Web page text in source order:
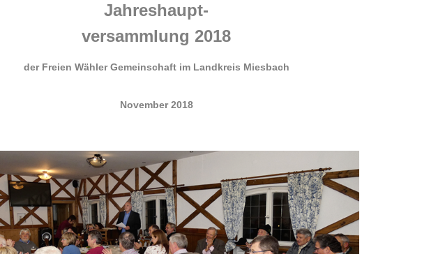
Jahreshaupt-
versammlung 2018
der Freien Wähler Gemeinschaft im Landkreis Miesbach
November 2018